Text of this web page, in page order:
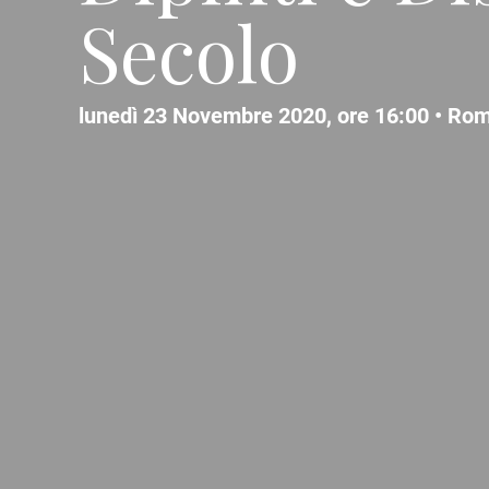
Secolo
lunedì 23 Novembre 2020, ore 16:00 •